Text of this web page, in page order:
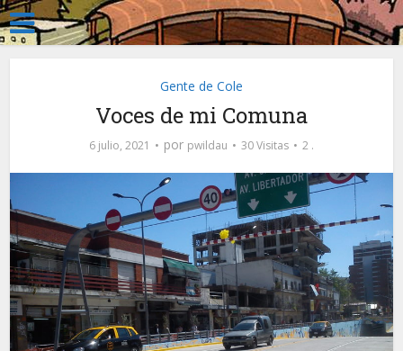
Gente de Cole
Voces de mi Comuna
6 julio, 2021 por pwildau 30 Visitas 2 .